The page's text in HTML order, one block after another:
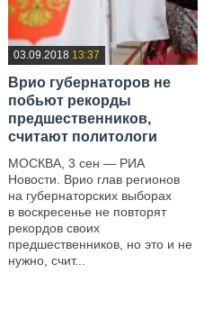
03.09.2018 13:37
Врио губернаторов не
побьют рекорды
предшественников,
считают политологи
МОСКВА, 3 сен — РИА
Новости. Врио глав регионов
на губернаторских выборах
в воскресенье не повторят
рекордов своих
предшественников, но это и не
нужно, счит...